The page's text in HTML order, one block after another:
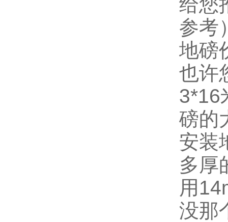
参考
地磅
也许
3*16
磅的
安装
多厚
用
没那